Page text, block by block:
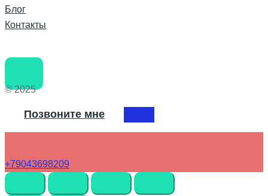
Блог
Контакты
© 2025
Позвоните мне
+79043698209